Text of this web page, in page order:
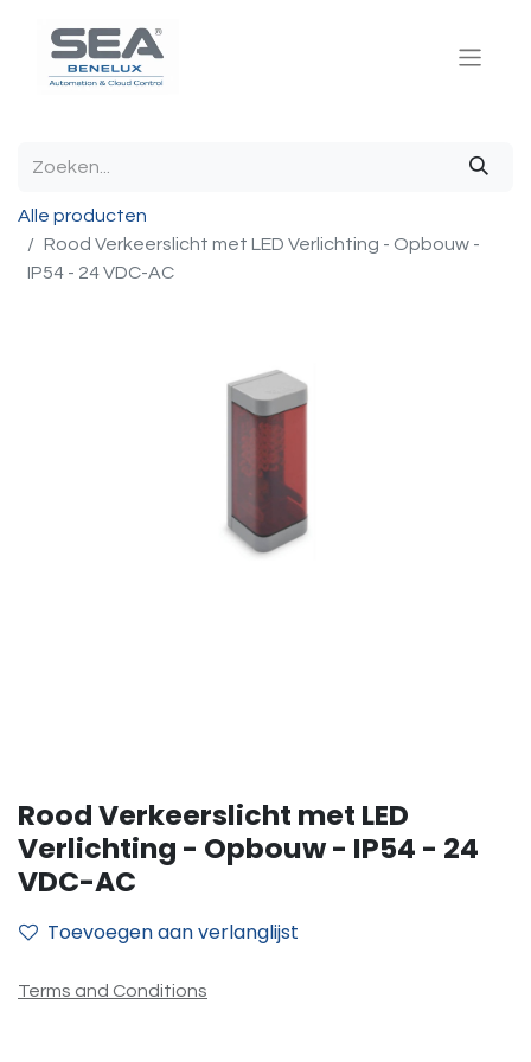
Alle producten
Rood Verkeerslicht met LED Verlichting - Opbouw -
IP54 - 24 VDC-AC
Rood Verkeerslicht met LED
Verlichting - Opbouw - IP54 - 24
VDC-AC
Toevoegen aan verlanglijst
Terms and Conditions